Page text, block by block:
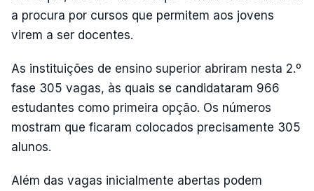
a procura por cursos que permitem aos jovens
virem a ser docentes.
As instituições de ensino superior abriram nesta 2.º
fase 305 vagas, às quais se candidataram 966
estudantes como primeira opção. Os números
mostram que ficaram colocados precisamente 305
alunos.
Além das vagas inicialmente abertas podem